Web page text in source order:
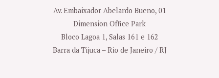
Av. Embaixador Abelardo Bueno, 01
Dimension Office Park
Bloco Lagoa 1, Salas 161 e 162
Barra da Tijuca – Rio de Janeiro / RJ